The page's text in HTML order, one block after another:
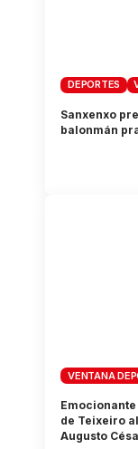
DEPORTES
Sanxenxo
balonmán
VENTANA
de Teixeiro
Augusto